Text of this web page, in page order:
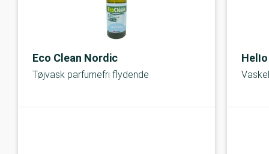
Eco Clean Nordic
Tøjvask parfumefri flydende